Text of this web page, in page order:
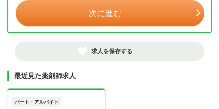
次に進む
求人を保存する
最近見た薬剤師求人
パート・アルバイト